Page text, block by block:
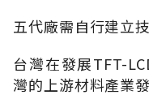
五代廠需自行建立
台灣在發展TFT-
灣的上游材料產業